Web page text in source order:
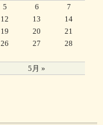
5月 »
5 6
7
12 13
14
19 20
21
26 27
28